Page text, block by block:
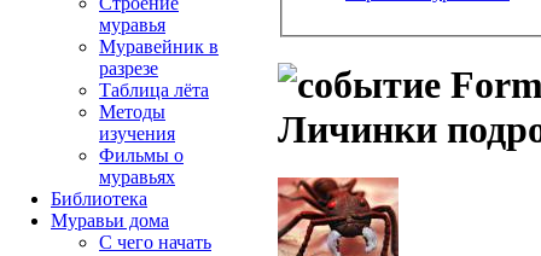
Личинки
муравья
Муравейник в
разрезе
Таблица лёта
Методы
изучения
Фильмы о
муравьях
Библиотека
Муравьи дома
С чего начать